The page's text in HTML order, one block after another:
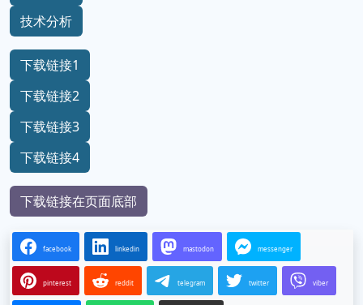
技术分析
下载链接1
下载链接2
下载链接3
下载链接4
下载链接在页面底部
facebook linkedin mastodon messenger
pinterest reddit telegram twitter viber